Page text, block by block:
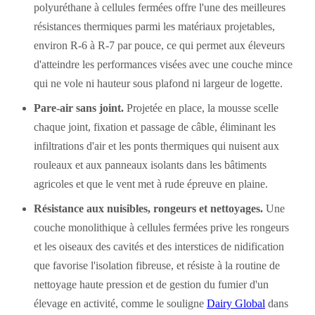
polyuréthane à cellules fermées offre l'une des meilleures
résistances thermiques parmi les matériaux projetables,
environ R-6 à R-7 par pouce, ce qui permet aux éleveurs
d'atteindre les performances visées avec une couche mince
qui ne vole ni hauteur sous plafond ni largeur de logette.
Pare-air sans joint. Projetée en place, la mousse scelle
chaque joint, fixation et passage de câble, éliminant les
infiltrations d'air et les ponts thermiques qui nuisent aux
rouleaux et aux panneaux isolants dans les bâtiments
agricoles et que le vent met à rude épreuve en plaine.
Résistance aux nuisibles, rongeurs et nettoyages. Une
couche monolithique à cellules fermées prive les rongeurs
et les oiseaux des cavités et des interstices de nidification
que favorise l'isolation fibreuse, et résiste à la routine de
nettoyage haute pression et de gestion du fumier d'un
élevage en activité, comme le souligne Dairy Global dans